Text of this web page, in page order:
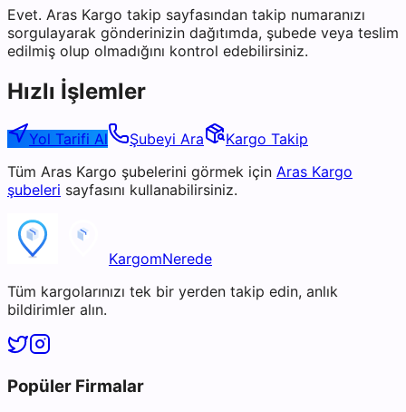
Evet. Aras Kargo takip sayfasından takip numaranızı
sorgulayarak gönderinizin dağıtımda, şubede veya teslim
edilmiş olup olmadığını kontrol edebilirsiniz.
Hızlı İşlemler
Yol Tarifi Al Şubeyi Ara
Kargo Takip
Tüm Aras Kargo şubelerini görmek için Aras Kargo
şubeleri sayfasını kullanabilirsiniz.
KargomNerede
Tüm kargolarınızı tek bir yerden takip edin, anlık
bildirimler alın.
Popüler Firmalar